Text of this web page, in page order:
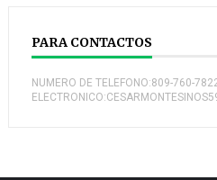
PARA CONTACTOS
NUMERO DE TELEFONO:809-760-